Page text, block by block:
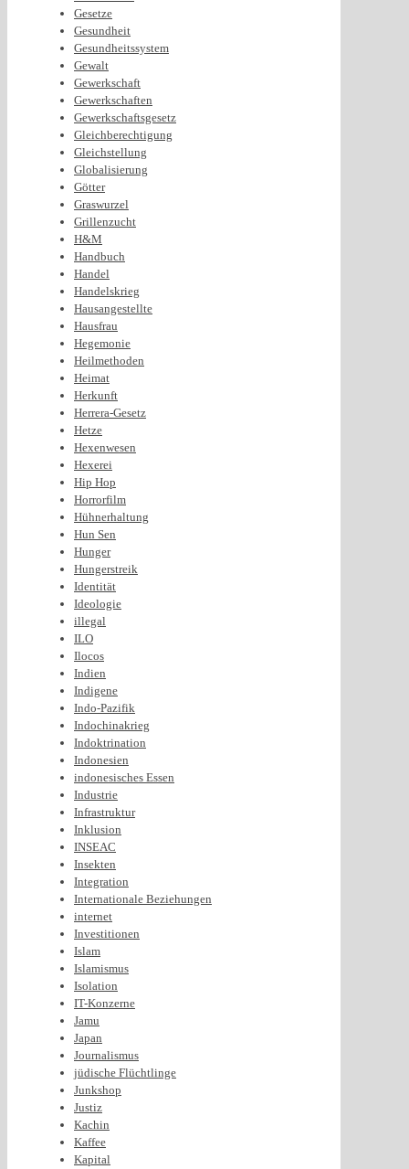
Gesetze
Gesundheit
Gesundheitssystem
Gewalt
Gewerkschaft
Gewerkschaften
Gewerkschaftsgesetz
Gleichberechtigung
Gleichstellung
Globalisierung
Götter
Graswurzel
Grillenzucht
H&M
Handbuch
Handel
Handelskrieg
Hausangestellte
Hausfrau
Hegemonie
Heilmethoden
Heimat
Herkunft
Herrera-Gesetz
Hetze
Hexenwesen
Hexerei
Hip Hop
Horrorfilm
Hühnerhaltung
Hun Sen
Hunger
Hungerstreik
Identität
Ideologie
illegal
ILO
Ilocos
Indien
Indigene
Indo-Pazifik
Indochinakrieg
Indoktrination
Indonesien
indonesisches Essen
Industrie
Infrastruktur
Inklusion
INSEAC
Insekten
Integration
Internationale Beziehungen
internet
Investitionen
Islam
Islamismus
Isolation
IT-Konzerne
Jamu
Japan
Journalismus
jüdische Flüchtlinge
Junkshop
Justiz
Kachin
Kaffee
Kapital